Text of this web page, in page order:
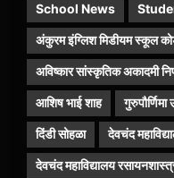
School News
अंकुरम इंग्लिश मिडीयम स्कूल
अविष्कार सांस्कृतिक अकादमी
आशिष भाई शाह
दिंडी सोहळा देवचंद
देवचंद महाविद्यालय